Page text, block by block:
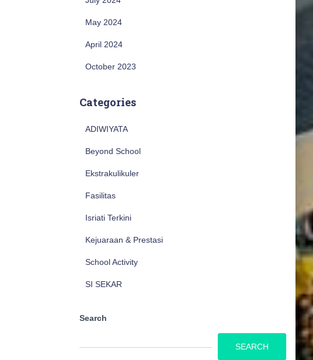
May 2024
April 2024
October 2023
Categories
ADIWIYATA
Beyond School
Ekstrakulikuler
Fasilitas
Isriati Terkini
Kejuaraan & Prestasi
School Activity
SI SEKAR
Search
SEARCH